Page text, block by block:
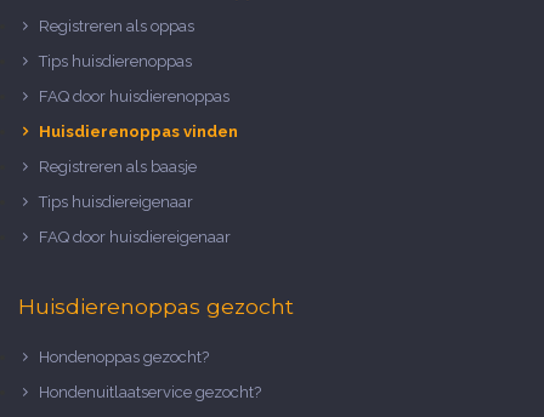
Registreren als oppas
Tips huisdierenoppas
FAQ door huisdierenoppas
Huisdierenoppas vinden
Registreren als baasje
Tips huisdiereigenaar
FAQ door huisdiereigenaar
Huisdierenoppas gezocht
Hondenoppas gezocht?
Hondenuitlaatservice gezocht?